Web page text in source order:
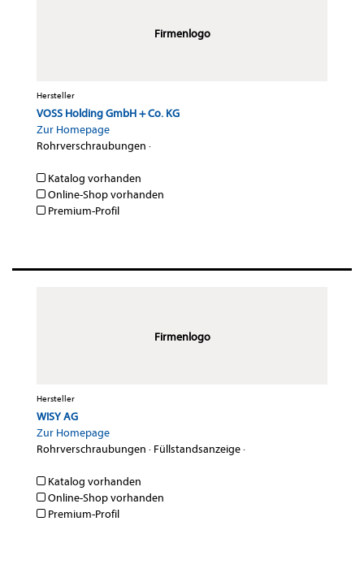
Firmenlogo
Hersteller
VOSS Holding GmbH + Co. KG
Zur Homepage
Rohrverschraubungen ·
Katalog vorhanden
Online-Shop vorhanden
Premium-Profil
Firmenlogo
Hersteller
WISY AG
Zur Homepage
Rohrverschraubungen · Füllstandsanzeige·
Katalog vorhanden
Online-Shop vorhanden
Premium-Profil